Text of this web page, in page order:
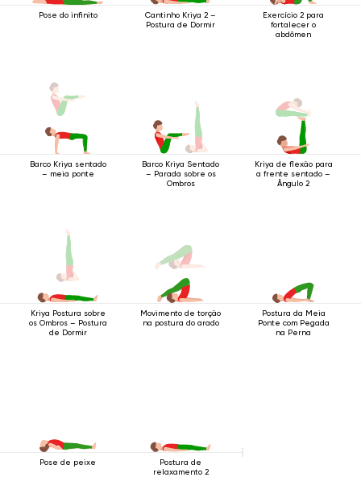
Pose do infinito
Cantinho Kriya 2 –
Postura de Dormir
Exercício 2 para
fortalecer o
abdômen
Barco Kriya sentado
– meia ponte
Barco Kriya Sentado
– Parada sobre os
Ombros
Kriya de flexão para
a frente sentado –
Ângulo 2
Kriya Postura sobre
os Ombros – Postura
de Dormir
Movimento de torção
na postura do arado
Postura da Meia
Ponte com Pegada
na Perna
Pose de peixe
Postura de
relaxamento 2